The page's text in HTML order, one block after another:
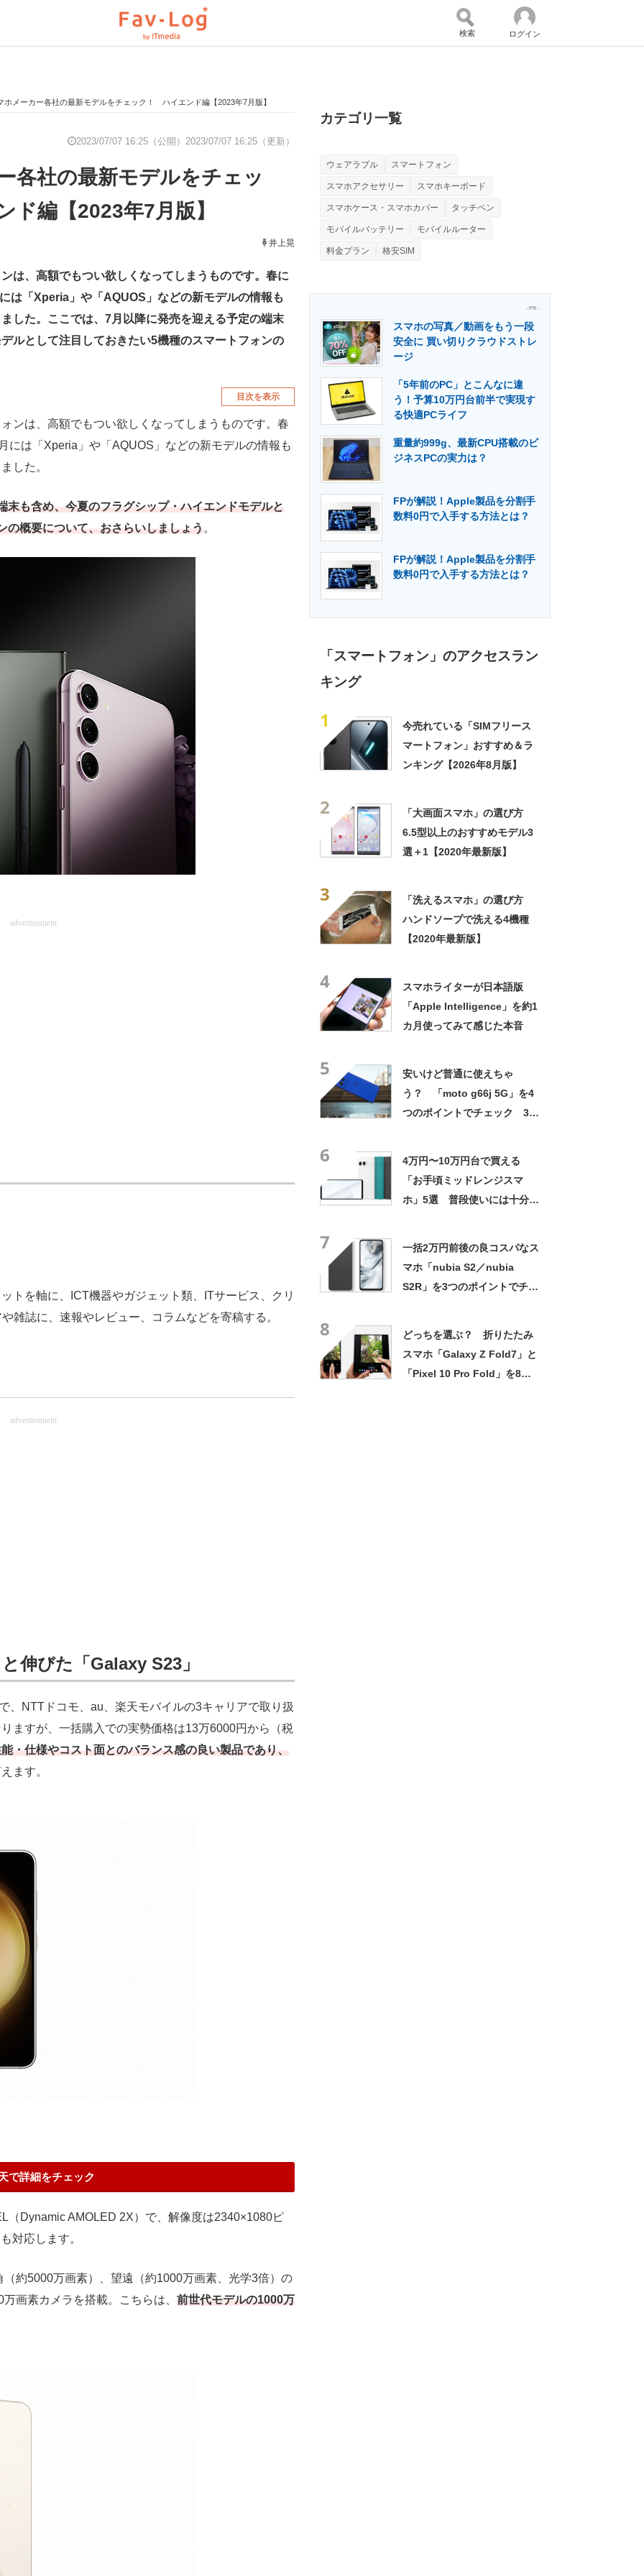
来を見通す スマホと通信の最新トレンド 進化するPCとデバイスの未来
まが分かる 企業ITのトレンドを詳説
製造業のIT導入・活用を支援
電子設計の基本と応用
検索 ログイン
ホメーカー各社の最新モデルをチェック！ ハイエンド編【2023年7月版】
2023/07/07 16:25（公開） 2023/07/07 16:25（更新）
各社の最新モデルをチェッ
編【2023年7月版】
井上晃
は、高額でもつい欲しくなってしまうものです。春に
は「Xperia」や「AQUOS」などの新モデルの情報も
した。ここでは、7月以降に発売を迎える予定の端末
ルとして注目しておきたい5機種のスマートフォンの
目次を表示
は、高額でもつい欲しくなってしまうものです。春
には「Xperia」や「AQUOS」などの新モデルの情報も
した。
末も含め、今夏のフラグシップ・ハイエンドモデルと
の概要について、おさらいしましょう。
advertisement
トを軸に、ICT機器やガジェット類、ITサービス、クリ
雑誌に、速報やレビュー、コラムなどを寄稿する。
advertisement
伸びた「Galaxy S23」
NTTドコモ、au、楽天モバイルの3キャリアで取り扱
ますが、一括購入での実勢価格は13万6000円から（税
・仕様やコスト面とのバランス感の良い製品であり、
ます。
で詳細をチェック
Dynamic AMOLED 2X）で、解像度は2340×1080ピ
対応します。
約5000万画素）、望遠（約1000万画素、光学3倍）の
画素カメラを搭載。こちらは、 前世代モデルの1000万
カテゴリ一覧
ウェアラブル スマートフォン
スマホアクセサリー スマホキーボード
スマホケース・スマホカバー タッチペン
モバイルバッテリー モバイルルーター
料金プラン 格安SIM
- PR -
スマホの写真／動画をもう一段
安全に 買い切りクラウドストレ
ージ
「5年前のPC」とこんなに違
う！予算10万円台前半で実現す
る快適PCライフ
重量約999g、最新CPU搭載のビ
ジネスPCの実力は？
FPが解説！Apple製品を分割手
数料0円で入手する方法とは？
FPが解説！Apple製品を分割手
数料0円で入手する方法とは？
「スマートフォン」のアクセスラン
キング
1
今売れている「SIMフリース
マートフォン」おすすめ＆ラ
ンキング【2026年8月版】
2
「大画面スマホ」の選び方
6.5型以上のおすすめモデル3
選＋1【2020年最新版】
3
「洗えるスマホ」の選び方
ハンドソープで洗える4機種
【2020年最新版】
4
スマホライターが日本語版
「Apple Intelligence」を約1
カ月使ってみて感じた本音
5
安いけど普通に使えちゃ
う？ 「moto g66j 5G」を4
つのポイントでチェック 3万
6
4万円〜10万円台で買える
「お手頃ミッドレンジスマ
ホ」5選 普段使いには十分、
7
一括2万円前後の良コスパなス
マホ「nubia S2／nubia
S2R」を3つのポイントでチェ
8
どっちを選ぶ？ 折りたたみ
スマホ「Galaxy Z Fold7」と
「Pixel 10 Pro Fold」を8つ